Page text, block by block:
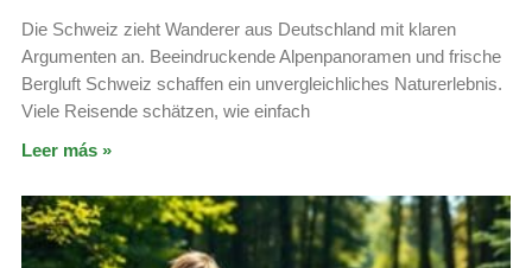
Die Schweiz zieht Wanderer aus Deutschland mit klaren
Argumenten an. Beeindruckende Alpenpanoramen und frische
Bergluft Schweiz schaffen ein unvergleichliches Naturerlebnis.
Viele Reisende schätzen, wie einfach
Leer más »